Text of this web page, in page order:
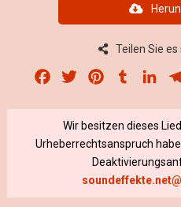
Teilen Sie
Facebook
Twitter PinterestTumblr
Wir besitzen dieses
Urheberrechtsanspruch